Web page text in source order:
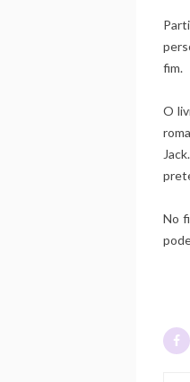
fim.
O
No